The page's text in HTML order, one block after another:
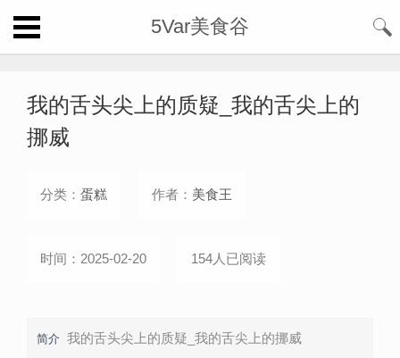
5Var美食谷
我的舌头尖上的质疑_我的舌尖上的
挪威
分类： 蛋糕 作者： 美食王
时间：2025-02-20 154人已阅读
简介 我的舌头尖上的质疑_我的舌尖上的挪威